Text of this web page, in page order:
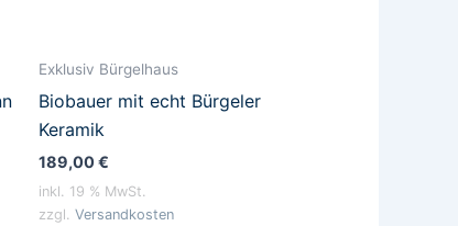
Exklusiv Bürgelhaus
Biobauer mit echt Bürgeler
Keramik
189,00€
inkl. 19 % MwSt.
zzgl. Versandkosten